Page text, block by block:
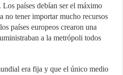
países debían ser el máximo
no tener importar mucho recursos
países europeos crearon una
a la metrópoli todos
era fija y que el único medio